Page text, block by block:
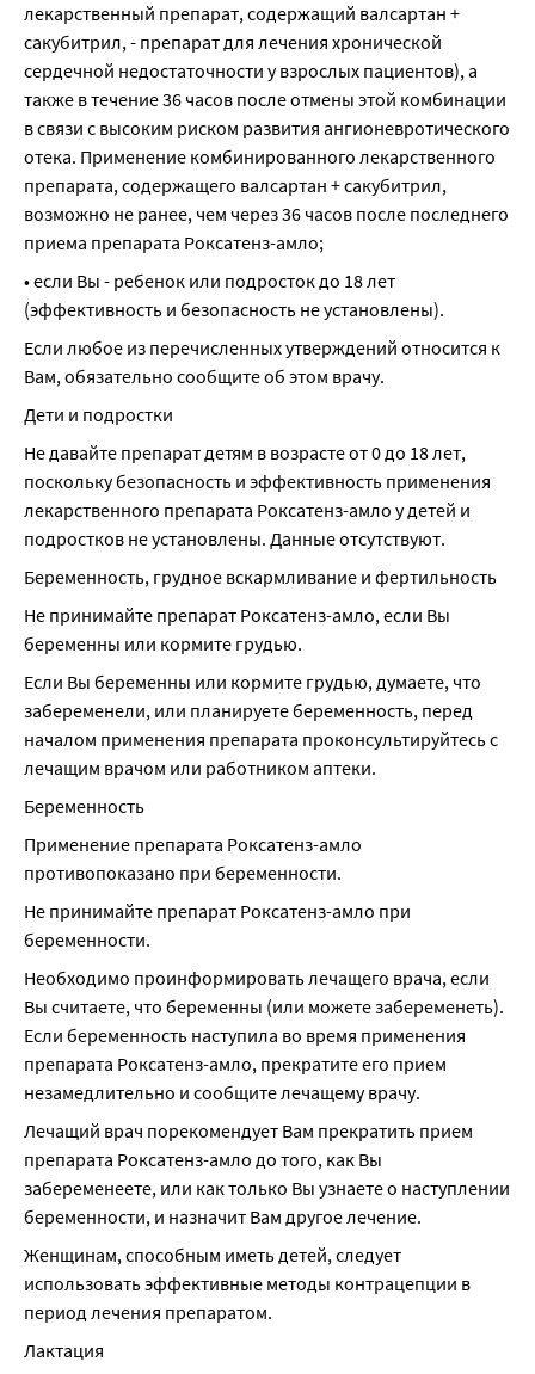
лекарственный препарат, содержащий валсартан +
сакубитрил, - препарат для лечения хронической
сердечной недостаточности у взрослых пациентов), а
также в течение 36 часов после отмены этой комбинации
в связи с высоким риском развития ангионевротического
отека. Применение комбинированного лекарственного
препарата, содержащего валсартан + сакубитрил,
возможно не ранее, чем через 36 часов после последнего
приема препарата Роксатенз-амло;
• если Вы - ребенок или подросток до 18 лет
(эффективность и безопасность не установлены).
Если любое из перечисленных утверждений относится к
Вам, обязательно сообщите об этом врачу.
Дети и подростки
Не давайте препарат детям в возрасте от 0 до 18 лет,
поскольку безопасность и эффективность применения
лекарственного препарата Роксатенз-амло у детей и
подростков не установлены. Данные отсутствуют.
Беременность, грудное вскармливание и фертильность
Не принимайте препарат Роксатенз-амло, если Вы
беременны или кормите грудью.
Если Вы беременны или кормите грудью, думаете, что
забеременели, или планируете беременность, перед
началом применения препарата проконсультируйтесь с
лечащим врачом или работником аптеки.
Беременность
Применение препарата Роксатенз-амло
противопоказано при беременности.
Не принимайте препарат Роксатенз-амло при
беременности.
Необходимо проинформировать лечащего врача, если
Вы считаете, что беременны (или можете забеременеть).
Если беременность наступила во время применения
препарата Роксатенз-амло, прекратите его прием
незамедлительно и сообщите лечащему врачу.
Лечащий врач порекомендует Вам прекратить прием
препарата Роксатенз-амло до того, как Вы
забеременеете, или как только Вы узнаете о наступлении
беременности, и назначит Вам другое лечение.
Женщинам, способным иметь детей, следует
использовать эффективные методы контрацепции в
период лечения препаратом.
Лактация